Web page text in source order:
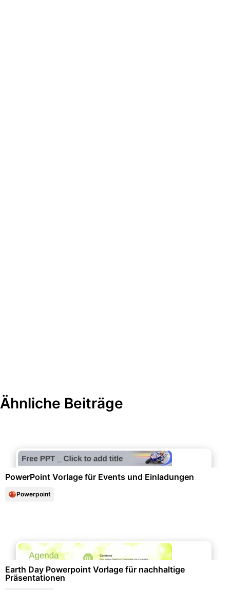
Ähnliche Beiträge
PowerPoint Vorlage für Events und Einladungen
Powerpoint
Earth Day Powerpoint Vorlage für nachhaltige
Präsentationen